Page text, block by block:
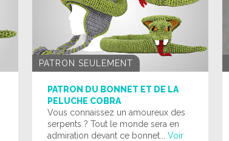
PATRON SEULEMENT
PATRON DU BONNET ET DE LA
PELUCHE COBRA
Vous connaissez un amoureux des
serpents ? Tout le monde sera en
admiration devant ce bonnet... Voir